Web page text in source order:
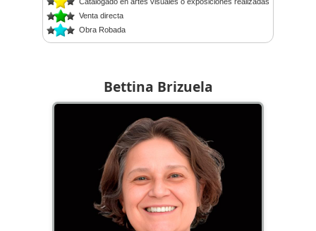
Bettina Brizuela
Venta directa
Obra Robada